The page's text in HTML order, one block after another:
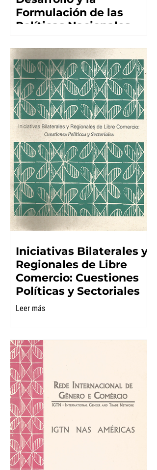
Formulación de las
Políticas Nacionales
Iniciativas Bilaterales y
Regionales de Libre
Comercio: Cuestiones
Políticas y Sectoriales
Leer más